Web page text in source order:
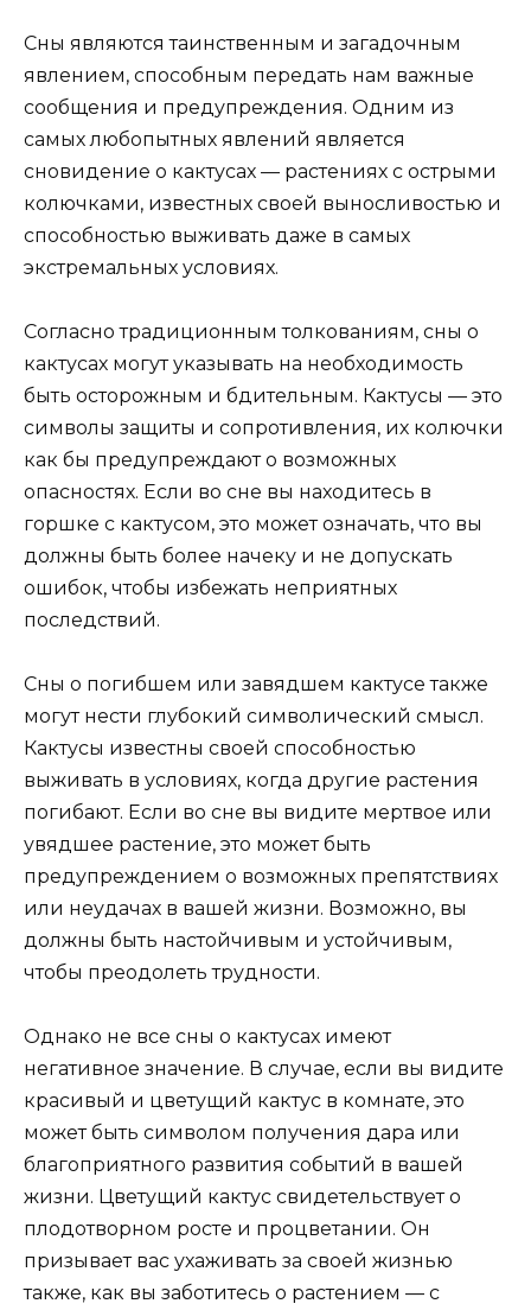
Сны являются таинственным и загадочным
явлением, способным передать нам важные
сообщения и предупреждения. Одним из
самых любопытных явлений является
сновидение о кактусах — растениях с острыми
колючками, известных своей выносливостью и
способностью выживать даже в самых
экстремальных условиях.
Согласно традиционным толкованиям, сны о
кактусах могут указывать на необходимость
быть осторожным и бдительным. Кактусы — это
символы защиты и сопротивления, их колючки
как бы предупреждают о возможных
опасностях. Если во сне вы находитесь в
горшке с кактусом, это может означать, что вы
должны быть более начеку и не допускать
ошибок, чтобы избежать неприятных
последствий.
Сны о погибшем или завядшем кактусе также
могут нести глубокий символический смысл.
Кактусы известны своей способностью
выживать в условиях, когда другие растения
погибают. Если во сне вы видите мертвое или
увядшее растение, это может быть
предупреждением о возможных препятствиях
или неудачах в вашей жизни. Возможно, вы
должны быть настойчивым и устойчивым,
чтобы преодолеть трудности.
Однако не все сны о кактусах имеют
негативное значение. В случае, если вы видите
красивый и цветущий кактус в комнате, это
может быть символом получения дара или
благоприятного развития событий в вашей
жизни. Цветущий кактус свидетельствует о
плодотворном росте и процветании. Он
призывает вас ухаживать за своей жизнью
также, как вы заботитесь о растением — с